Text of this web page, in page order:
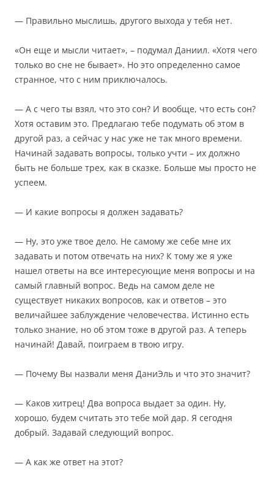
— Правильно мыслишь, другого выхода у тебя нет.
«Он еще и мысли читает», – подумал Даниил. «Хотя чего
только во сне не бывает». Но это определенно самое
странное, что с ним приключалось.
— А с чего ты взял, что это сон? И вообще, что есть сон?
Хотя оставим это. Предлагаю тебе подумать об этом в
другой раз, а сейчас у нас уже не так много времени.
Начинай задавать вопросы, только учти – их должно
быть не больше трех, как в сказке. Больше мы просто не
успеем.
— И какие вопросы я должен задавать?
— Ну, это уже твое дело. Не самому же себе мне их
задавать и потом отвечать на них? К тому же я уже
нашел ответы на все интересующие меня вопросы и на
самый главный вопрос. Ведь на самом деле не
существует никаких вопросов, как и ответов – это
величайшее заблуждение человечества. Истинно есть
только знание, но об этом тоже в другой раз. А теперь
начинай! Давай, поиграем в твою игру.
— Почему Вы назвали меня ДаниЭль и что это значит?
— Каков хитрец! Два вопроса выдает за один. Ну,
хорошо, будем считать это тебе мой дар. Я сегодня
добрый. Задавай следующий вопрос.
— А как же ответ на этот?